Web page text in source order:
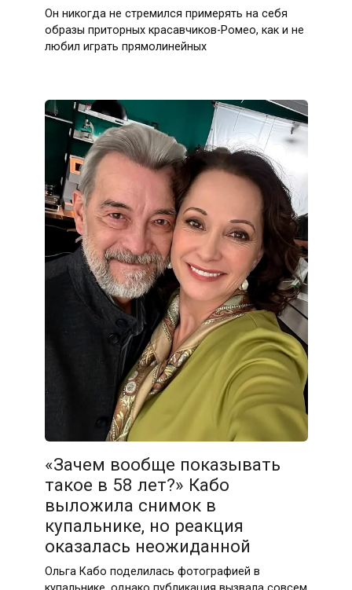
Он никогда не стремился примерять на себя
образы приторных красавчиков-Ромео, как и не
любил играть прямолинейных
«Зачем вообще показывать
такое в 58 лет?» Кабо
выложила снимок в
купальнике, но реакция
оказалась неожиданной
Ольга Кабо поделилась фотографией в